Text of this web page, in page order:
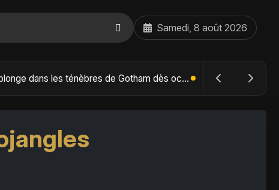
Samedi, 8 août 2026
The Batman : Part II – Robert Pattinson replonge dans les ténèbres de Gotham dès octobre 2027